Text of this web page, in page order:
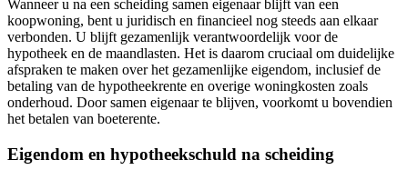
Wanneer u na een scheiding samen eigenaar blijft van een
koopwoning, bent u juridisch en financieel nog steeds aan elkaar
verbonden. U blijft gezamenlijk verantwoordelijk voor de
hypotheek en de maandlasten. Het is daarom cruciaal om duidelijke
afspraken te maken over het gezamenlijke eigendom, inclusief de
betaling van de hypotheekrente en overige woningkosten zoals
onderhoud. Door samen eigenaar te blijven, voorkomt u bovendien
het betalen van boeterente.
Eigendom en hypotheekschuld na scheiding